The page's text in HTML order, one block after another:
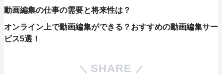
動画編集の仕事の需要と将来性は？
オンライン上で動画編集ができる？おすすめの動画編集サー
ビス5選！
SHARE